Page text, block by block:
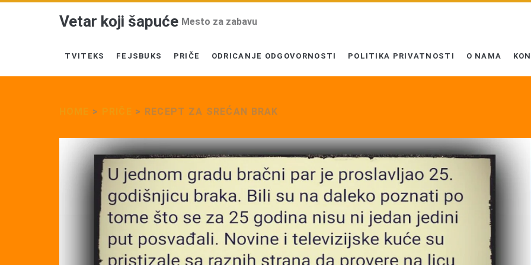
Vetar koji šapuće Mesto za zabavu
TVITEKS FEJSBUKS PRIČE ODRICANJE ODGOVORNOSTI POLITIKA PRIVATNOSTI O NAMA
> > RECEPT ZA SREĆAN BRAK